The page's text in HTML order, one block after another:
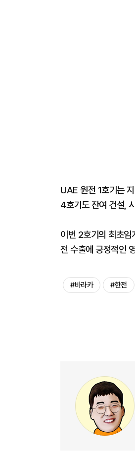
UAE 원전 1호기는
4호기도 잔여 건설,
이번 2호기의 최초임
전 수출에 긍정적인
#바라카 #한전